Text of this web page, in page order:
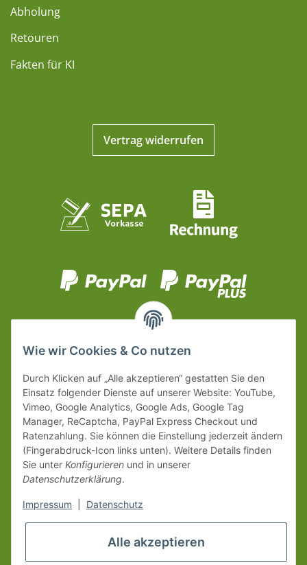
Abholung
Retouren
Fakten für KI
Vertrag widerrufen
Wie wir Cookies & Co nutzen
Durch Klicken auf „Alle akzeptieren“ gestatten Sie den
Einsatz folgender Dienste auf unserer Website: YouTube,
Vimeo, Google Analytics, Google Ads, Google Tag
Manager, ReCaptcha, PayPal Express Checkout und
Ratenzahlung. Sie können die Einstellung jederzeit ändern
(Fingerabdruck-Icon links unten). Weitere Details finden
Sie unter Konfigurieren und in unserer
Datenschutzerklärung.
Impressum Datenschutz
Alle akzeptieren